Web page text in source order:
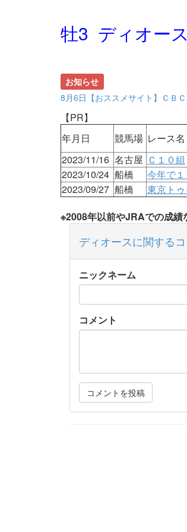
牡3 ディオース
お知らせ
8月6日【おススメサイト】ＣＢ
【PR】
年月日
競馬場 レース名
2023/11/16 名古屋 Ｃ１０組
2023/10/24 船橋 今年で
2023/09/27 船橋 東京ト
※2008年以前やJRAでの成績
ディオースに関する
ニックネーム
コメント